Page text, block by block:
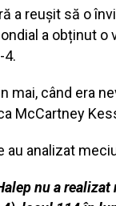
a reușit să o
a obținut
4.
mai, când era
McCartney
au analizat
nu a